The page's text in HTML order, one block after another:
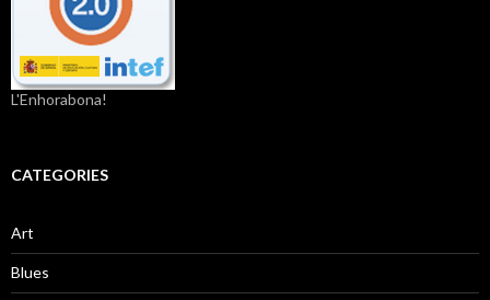
L'Enhorabona!
CATEGORIES
Art
Blues